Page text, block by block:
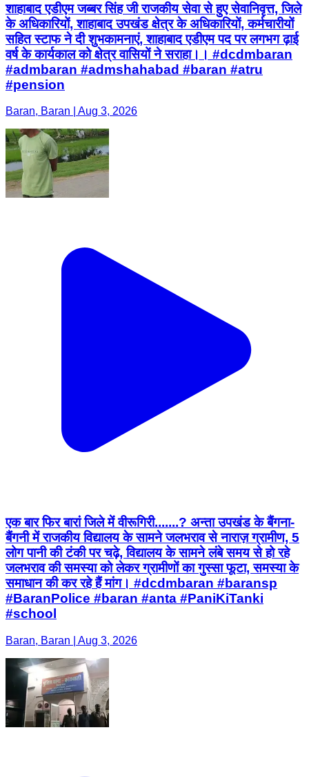
शाहाबाद एडीएम जब्बर सिंह जी राजकीय सेवा से हुए सेवानिवृत्त, जिले
के अधिकारियों, शाहाबाद उपखंड क्षेत्र के अधिकारियों, कर्मचारीयों
सहित स्टाफ ने दी शुभकामनाएं, शाहाबाद एडीएम पद पर लगभग ढ़ाई
वर्ष के कार्यकाल को क्षेत्र वासियों ने सराहा।। #dcdmbaran
#admbaran #admshahabad #baran #atru
#pension
Baran, Baran | Aug 3, 2026
एक बार फिर बारां जिले में वीरूगिरी.......? अन्ता उपखंड के बैंगना-
बैंगनी में राजकीय विद्यालय के सामने जलभराव से नाराज़ ग्रामीण, 5
लोग पानी की टंकी पर चढ़े, विद्यालय के सामने लंबे समय से हो रहे
जलभराव की समस्या को लेकर ग्रामीणों का गुस्सा फूटा, समस्या के
समाधान की कर रहे हैं मांग। #dcdmbaran #baransp
#BaranPolice #baran #anta #PaniKiTanki
#school
Baran, Baran | Aug 3, 2026